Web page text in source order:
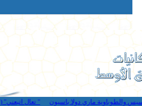
ماري دولا باسيون " تعال اتبعني" (تابع)